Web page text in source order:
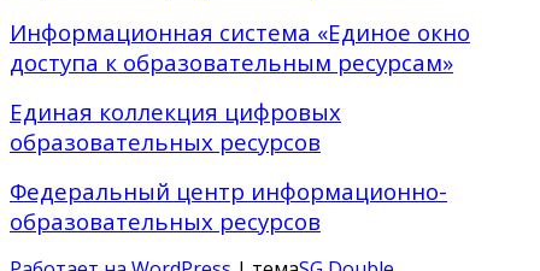
Информационная система «Единое окно
доступа к образовательным ресурсам»
Единая коллекция цифровых
образовательных ресурсов
Федеральный центр информационно-
образовательных ресурсов